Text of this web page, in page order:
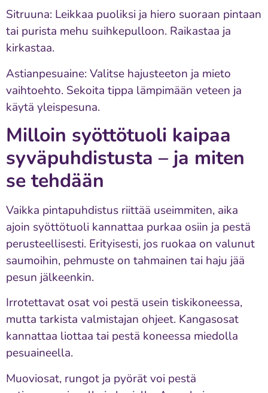
Sitruuna: Leikkaa puoliksi ja hiero suoraan pintaan
tai purista mehu suihkepulloon. Raikastaa ja
kirkastaa.
Astianpesuaine: Valitse hajusteeton ja mieto
vaihtoehto. Sekoita tippa lämpimään veteen ja
käytä yleispesuna.
Milloin syöttötuoli kaipaa
syväpuhdistusta – ja miten
se tehdään
Vaikka pintapuhdistus riittää useimmiten, aika
ajoin syöttötuoli kannattaa purkaa osiin ja pestä
perusteellisesti. Erityisesti, jos ruokaa on valunut
saumoihin, pehmuste on tahmainen tai haju jää
pesun jälkeenkin.
Irrotettavat osat voi pestä usein tiskikoneessa,
mutta tarkista valmistajan ohjeet. Kangasosat
kannattaa liottaa tai pestä koneessa miedolla
pesuaineella.
Muoviosat, rungot ja pyörät voi pestä